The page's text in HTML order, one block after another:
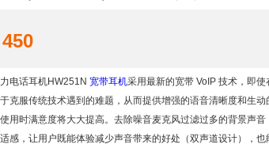
450
电话耳机HW251N 宽带耳机采用最新的宽带 VoIP 技术，即
克服传统技术遇到的难题，从而提供增强的语音清晰度和生
用时满意度将大大提高。去除噪音麦克风过滤过多的背景声
感，让用户既能体验减少声音带来的好处（双声道设计），